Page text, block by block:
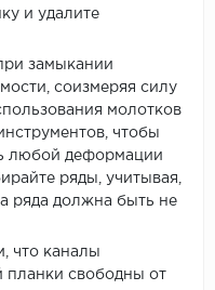
и удалите
замыкании
соизмеряя силу
молотков
чтобы
любой деформации
ряды, учитывая,
ряда должна быть не
что каналы
планки свободны от